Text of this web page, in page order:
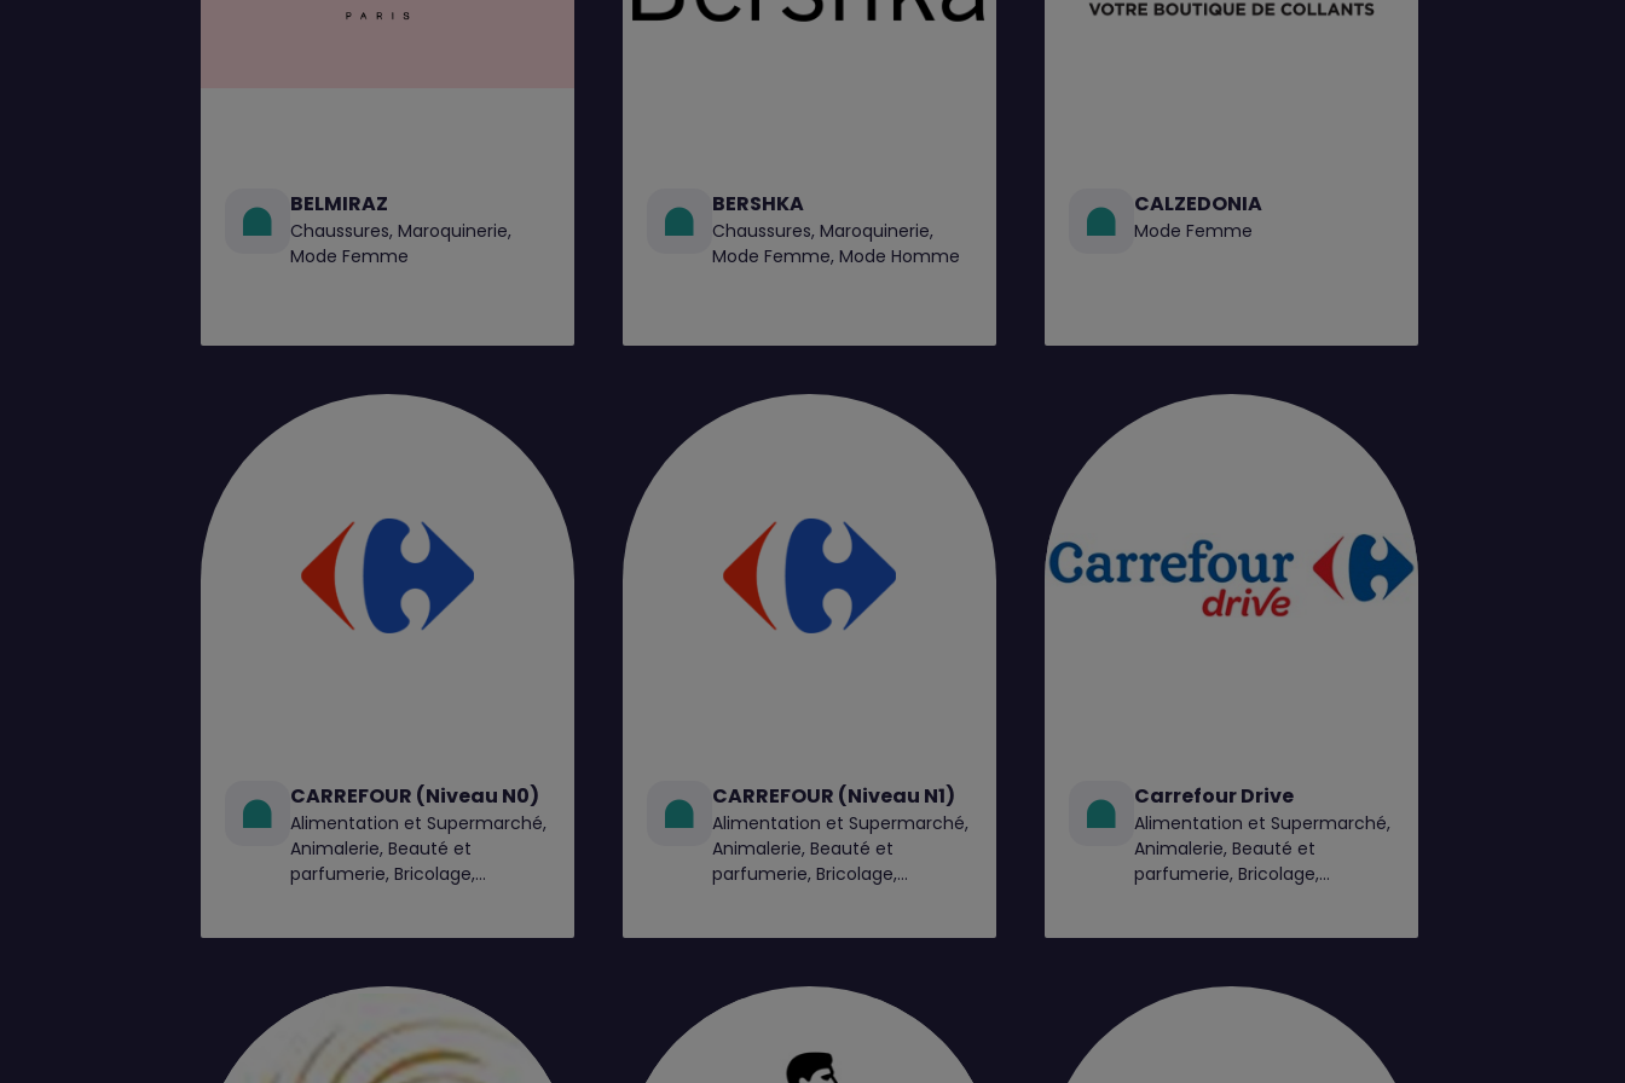
BELMIRAZ
Chaussures, Maroquinerie,
Mode Femme
BERSHKA
Chaussures, Maroquinerie,
Mode Femme, Mode Homme
CALZEDONIA
Mode Femme
CARREFOUR (Niveau N0)
Alimentation et Supermarché,
Animalerie, Beauté et
parfumerie, Bricolage,
CARREFOUR (Niveau N1)
Alimentation et Supermarché,
Animalerie, Beauté et
parfumerie, Bricolage,
Carrefour Drive
Alimentation et Supermarché,
Animalerie, Beauté et
parfumerie, Bricolage,